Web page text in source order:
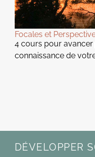
Focales et
4 cours pour avancer
connaissance de
DÉVELOPPER